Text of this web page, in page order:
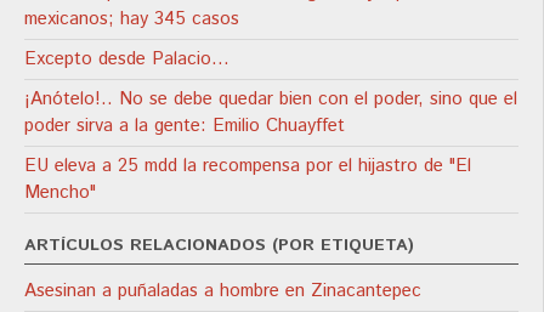
mexicanos; hay 345 casos
Excepto desde Palacio…
¡Anótelo!.. No se debe quedar bien con el poder, sino que el
poder sirva a la gente: Emilio Chuayffet
EU eleva a 25 mdd la recompensa por el hijastro de "El
Mencho"
ARTÍCULOS RELACIONADOS (POR ETIQUETA)
Asesinan a puñaladas a hombre en Zinacantepec